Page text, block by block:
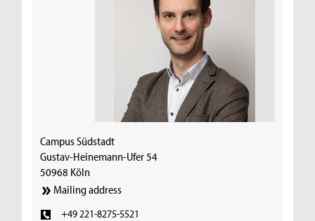
Campus Südstadt
Gustav-Heinemann-Ufer 54
50968 Köln
Mailing address
+49 221-8275-5521